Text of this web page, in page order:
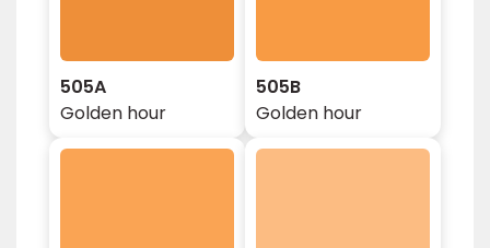
505A
Golden hour
505B
Golden hour